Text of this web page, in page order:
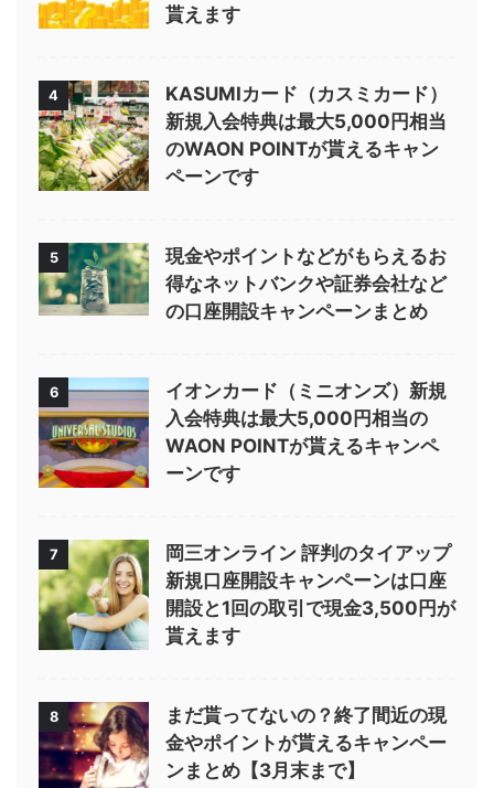
貰えます
4
KASUMIカード（カスミカード）
新規入会特典は最大5,000円相当
のWAON POINTが貰えるキャン
ペーンです
5
現金やポイントなどがもらえるお
得なネットバンクや証券会社など
の口座開設キャンペーンまとめ
6
イオンカード（ミニオンズ）新規
入会特典は最大5,000円相当の
WAON POINTが貰えるキャンペ
ーンです
7
岡三オンライン 評判のタイアップ
新規口座開設キャンペーンは口座
開設と1回の取引で現金3,500円が
貰えます
8
まだ貰ってないの？終了間近の現
金やポイントが貰えるキャンペー
ンまとめ【3月末まで】